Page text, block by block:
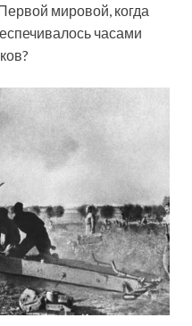
мировой, когда
часами